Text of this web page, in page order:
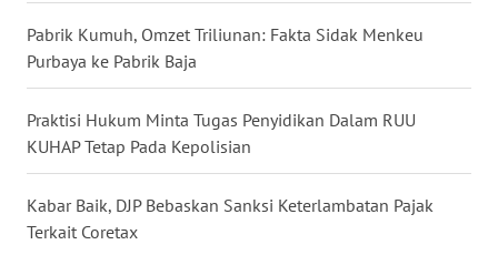
Pabrik Kumuh, Omzet Triliunan: Fakta Sidak Menkeu
Purbaya ke Pabrik Baja
Praktisi Hukum Minta Tugas Penyidikan Dalam RUU
KUHAP Tetap Pada Kepolisian
Kabar Baik, DJP Bebaskan Sanksi Keterlambatan Pajak
Terkait Coretax
WN
KALTARA
WN
KALSEL
WN
KALTIM